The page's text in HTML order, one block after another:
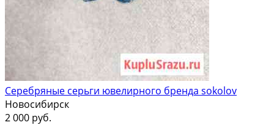
Серебряные серьги ювелирного бренда sokolov
Новосибирск
2 000 руб.